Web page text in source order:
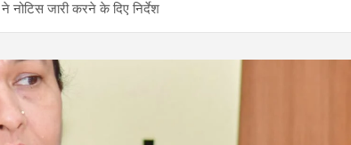
नोटिस जारी करने के दिए निर्देश